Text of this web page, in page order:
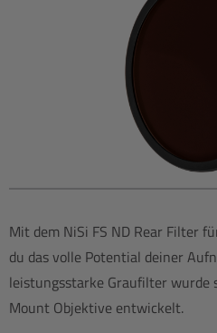
Mit dem NiSi FS ND Rear Filter
du das volle Potential deiner
leistungsstarke Graufilter wurde
Mount Objektive entwickelt.